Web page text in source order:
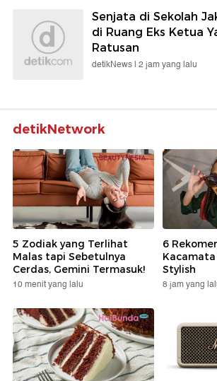
Senjata di Sekolah
di Ruang Eks Ketua
Ratusan
detikNews | 2 jam yang lalu
detikNetwork
5 Zodiak yang Terlihat
Malas tapi Sebetulnya
Cerdas, Gemini Termasuk!
10 menit yang lalu
6
Stylish
8 jam yang